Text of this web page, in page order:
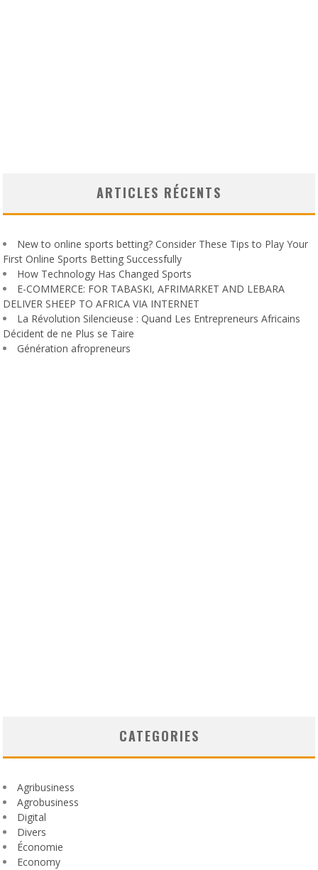
ARTICLES RÉCENTS
New to online sports betting? Consider These Tips to Play Your
First Online Sports Betting Successfully
How Technology Has Changed Sports
E-COMMERCE: FOR TABASKI, AFRIMARKET AND LEBARA
DELIVER SHEEP TO AFRICA VIA INTERNET
La Révolution Silencieuse : Quand Les Entrepreneurs Africains
Décident de ne Plus se Taire
Génération afropreneurs
CATEGORIES
Agribusiness
Agrobusiness
Digital
Divers
Économie
Economy